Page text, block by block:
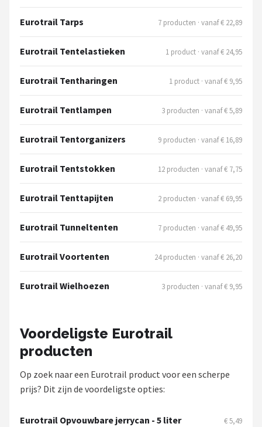
Eurotrail Tarps 7 producten · vanaf € 22,89
Eurotrail Tentelastieken 1 product · vanaf € 24,95
Eurotrail Tentharingen 1 product · vanaf € 9,95
Eurotrail Tentlampen 3 producten · vanaf € 5,89
Eurotrail Tentorganizers 9 producten · vanaf € 16,89
Eurotrail Tentstokken 12 producten · vanaf € 7,75
Eurotrail Tenttapijten 2 producten · vanaf € 69,95
Eurotrail Tunneltenten 7 producten · vanaf € 49,95
Eurotrail Voortenten 24 producten · vanaf € 26,20
Eurotrail Wielhoezen 3 producten · vanaf € 9,95
Voordeligste Eurotrail
producten
Op zoek naar een Eurotrail product voor een scherpe
prijs? Dit zijn de voordeligste opties:
Eurotrail Opvouwbare jerrycan - 5 liter € 5,49